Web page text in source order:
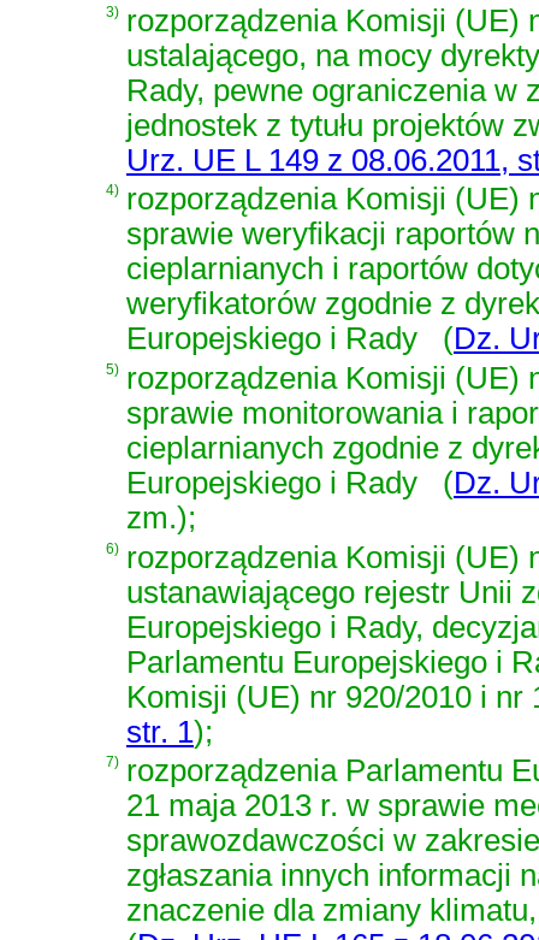
3) rozporządzenia Komisji (UE)
ustalającego, na mocy
Rady, pewne ograniczenia w
jednostek z tytułu projektów
Urz. UE L 149 z 08.06.2011,
4) rozporządzenia Komisji (UE)
sprawie weryfikacji raportów
cieplarnianych i raportów
weryfikatorów zgodnie z
Europejskiego i Rady
(Dz.
5) rozporządzenia Komisji (UE)
sprawie monitorowania i
cieplarnianych zgodnie z
Europejskiego i Rady
(Dz.
zm.);
6) rozporządzenia Komisji (UE)
ustanawiającego rejestr Unii
Europejskiego i Rady,
Parlamentu Europejskiego i
Komisji (UE) nr 920/2010 i nr
str. 1);
7) rozporządzenia Parlamentu
21 maja 2013 r. w sprawie
sprawozdawczości w
zgłaszania innych informacji
znaczenie dla zmiany